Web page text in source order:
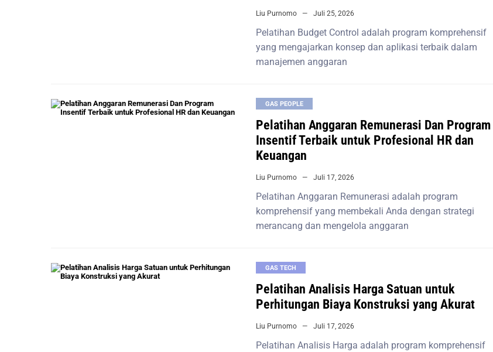
Liu Purnomo Juli 25, 2026
Pelatihan Budget Control adalah program komprehensif
yang mengajarkan konsep dan aplikasi terbaik dalam
manajemen anggaran
GAS PEOPLE
Pelatihan Anggaran Remunerasi Dan Program
Insentif Terbaik untuk Profesional HR dan
Keuangan
Liu Purnomo Juli 17, 2026
Pelatihan Anggaran Remunerasi adalah program
komprehensif yang membekali Anda dengan strategi
merancang dan mengelola anggaran
GAS TECH
Pelatihan Analisis Harga Satuan untuk
Perhitungan Biaya Konstruksi yang Akurat
Liu Purnomo Juli 17, 2026
Pelatihan Analisis Harga adalah program komprehensif